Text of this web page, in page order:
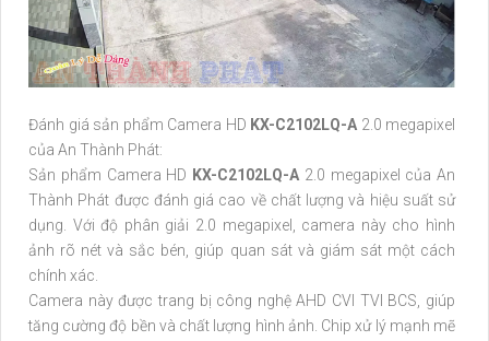
Đánh giá sản phẩm Camera HD KX-C2102LQ-A 2.0 megapixel
của An Thành Phát:
Sản phẩm Camera HD KX-C2102LQ-A 2.0 megapixel của An
Thành Phát được đánh giá cao về chất lượng và hiệu suất sử
dụng. Với độ phân giải 2.0 megapixel, camera này cho hình
ảnh rõ nét và sắc bén, giúp quan sát và giám sát một cách
chính xác.
Camera này được trang bị công nghệ AHD CVI TVI BCS, giúp
tăng cường độ bền và chất lượng hình ảnh. Chip xử lý mạnh mẽ